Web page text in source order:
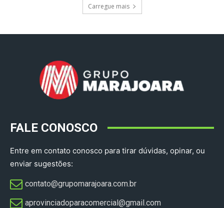
Carregue mais
FALE CONOSCO
Entre em contato conosco para tirar dúvidas, opinar, ou
enviar sugestões:
contato@grupomarajoara.com.br
aprovinciadoparacomercial@gmail.com​